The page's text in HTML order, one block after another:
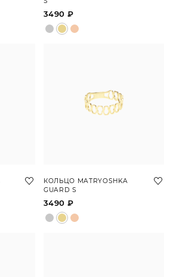
3490 ₽
КОЛЬЦО MATRYOSHKA
GUARD S
3490 ₽